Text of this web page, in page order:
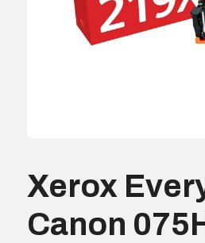
Xerox
Canon